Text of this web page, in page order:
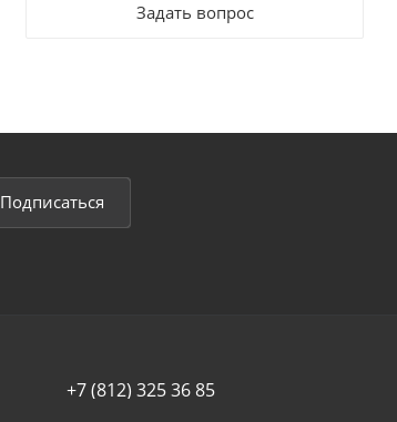
Задать вопрос
Подписаться
+7 (812) 325 36 85